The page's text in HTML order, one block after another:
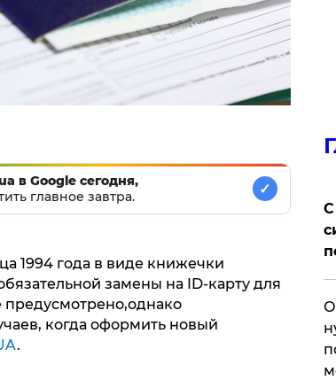
в Google сегодня,
главное завтра.
✓
1994 года в виде книжечки
замены на ID-карту для
предусмотрено,однако
когда оформить новый
.
С